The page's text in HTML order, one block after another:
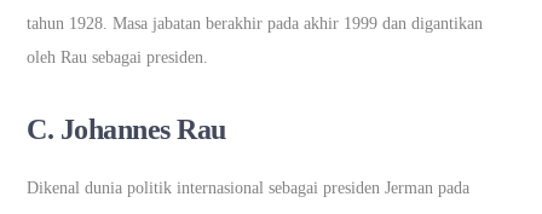
tahun 1928. Masa jabatan berakhir pada akhir 1999 dan digantikan
oleh Rau sebagai presiden.
C. Johannes Rau
Dikenal dunia politik internasional sebagai presiden Jerman pada